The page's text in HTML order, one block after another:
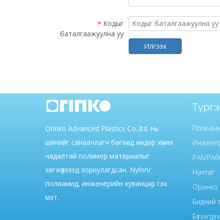
* Кодыг
баталгаажуулна уу
Илгээх
Orinko Advanced Plastics Co.,ltd. нь
шинийг санаачлагч бөгөөд өндөр хүчин
чадалтай полимер материалыг
хөгжүүлэхэд зориулагдсан. Nylon/
полиамид, инженерийн хуванцар гэх
мэт.
PA6/
Нунтаг
Оринко
Бидний